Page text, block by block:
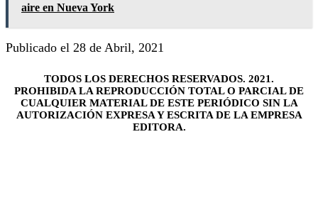
aire en Nueva York
Publicado el 28 de Abril, 2021
TODOS LOS DERECHOS RESERVADOS. 2021.
PROHIBIDA LA REPRODUCCIÓN TOTAL O PARCIAL DE
CUALQUIER MATERIAL DE ESTE PERIÓDICO SIN LA
AUTORIZACIÓN EXPRESA Y ESCRITA DE LA EMPRESA
EDITORA.